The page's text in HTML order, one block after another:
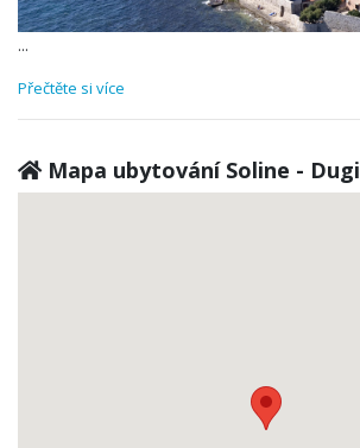
...
Přečtěte si více
Mapa ubytování Soline -